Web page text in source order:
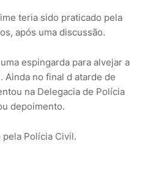
teria sido praticado pela
após uma discussão.
espingarda para alvejar a
Ainda no final d atarde de
na Delegacia de Polícia
depoimento.
pela Polícia Civil.